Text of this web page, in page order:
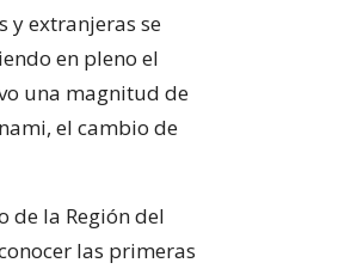
y extranjeras se
en pleno el
una magnitud de
el cambio de
de la Región del
las primeras